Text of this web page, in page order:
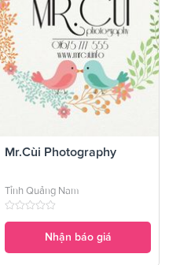
Mr.Cùi Photography
Tỉnh Quảng Nam
Nhận báo giá